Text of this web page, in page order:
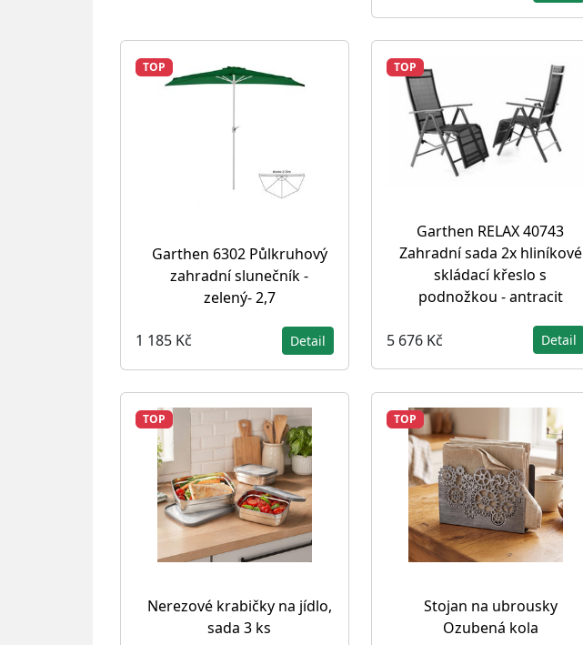
TOP
Garthen 6302 Půlkruhový
zahradní slunečník -
zelený- 2,7
1 185 Kč Detail
TOP
Garthen RELAX 40743
Zahradní sada 2x hliníkové
skládací křeslo s
podnožkou - antracit
5 676 Kč Detail
TOP
Nerezové krabičky na jídlo,
sada 3 ks
TOP
Stojan na ubrousky
Ozubená kola